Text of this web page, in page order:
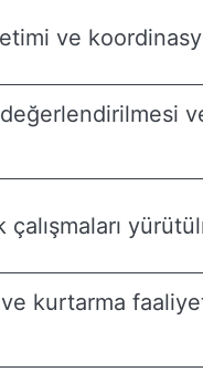
ve
çalışmaları
kurtarma